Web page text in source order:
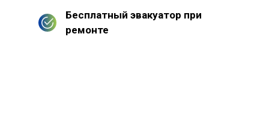
Бесплатный эвакуатор при
ремонте